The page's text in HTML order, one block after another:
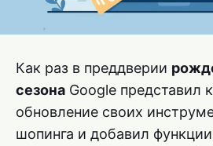
Как раз в преддверии
сезона Google представил
обновление своих
шопинга и добавил